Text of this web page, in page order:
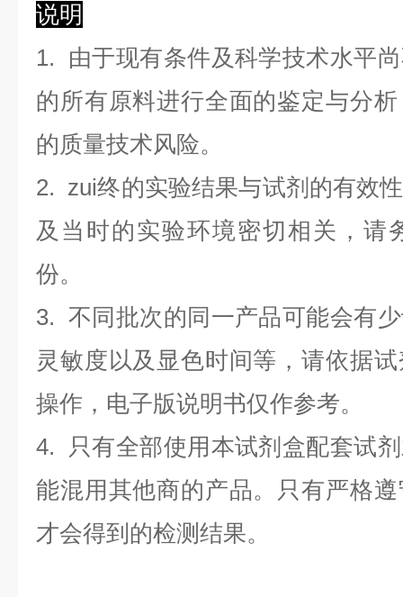
说明
1. 由于现有条件及科学技术水平
的所有原料进行全面的鉴定与分
的质量技术风险。
2. zui终的实验结果与试剂的有效
及当时的实验环境密切相关，请
份。
3. 不同批次的同一产品可能会有
灵敏度以及显色时间等，请依据
操作，电子版说明书仅作参考。
4. 只有全部使用本试剂盒配套试
能混用其他商的产品。只有严格
才会得到的检测结果。